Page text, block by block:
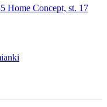
Home Concept, st. 17